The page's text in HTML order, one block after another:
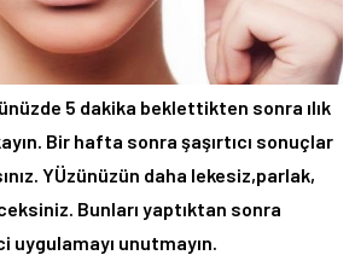
5 dakika beklettikten sonra ılık
Bir hafta sonra şaşırtıcı sonuçlar
YÜzünüzün daha lekesiz,parlak,
Bunları yaptıktan sonra
unutmayın.